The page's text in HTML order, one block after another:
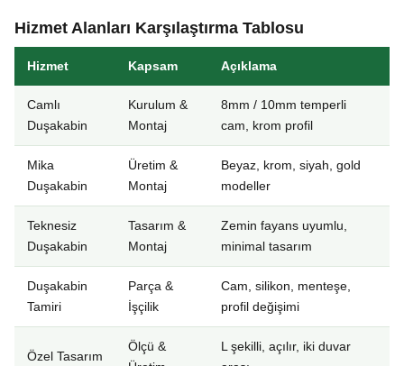
Hizmet Alanları Karşılaştırma Tablosu
Hizmet Kapsam Açıklama
Camlı
Duşakabin
Kurulum &
Montaj
8mm / 10mm temperli
cam, krom profil
Mika
Duşakabin
Üretim &
Montaj
Beyaz, krom, siyah, gold
modeller
Teknesiz
Duşakabin
Tasarım &
Montaj
Zemin fayans uyumlu,
minimal tasarım
Duşakabin
Tamiri
Parça &
İşçilik
Cam, silikon, menteşe,
profil değişimi
Özel Tasarım
Ölçü &
L şekilli, açılır, iki duvar